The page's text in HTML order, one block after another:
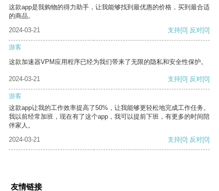
这款app是我购物的得力助手，让我能够找到最优惠的价格，买到最合适
的商品。
2024-03-21
支持[0] 反对[0]
游客
这款加速器VPM应用程序已经为我们带来了无限的隐私和安全性保护。
2024-03-21 支持[0] 反对[0]
游客
这款app让我的工作效率提高了50%，让我能够更轻松地完成工作任务。
我以前经常加班，现在有了这个app，我可以提前下班，有更多的时间陪
伴家人。
2024-03-21
支持[0] 反对[0]
友情链接